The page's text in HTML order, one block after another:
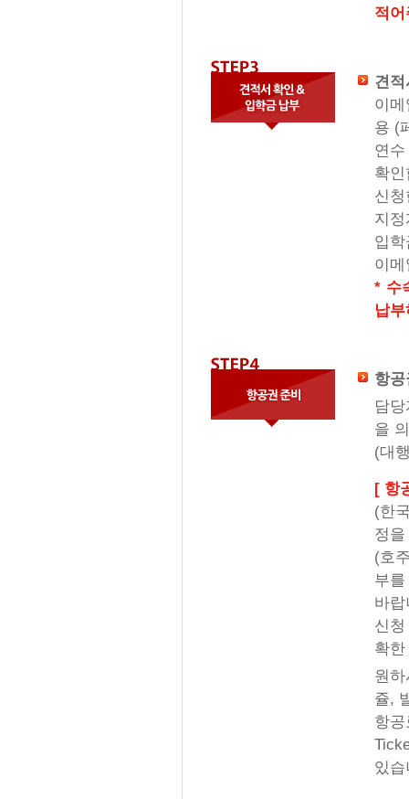
적
견
이
용 (
연
확
신
지
입
이
* 수
납
항
담
을
(대
[ 항
(한
정
(호
부
바
신
확
원
쥴,
항
있